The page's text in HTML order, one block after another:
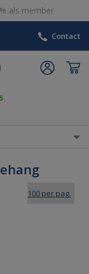
als member
Contact